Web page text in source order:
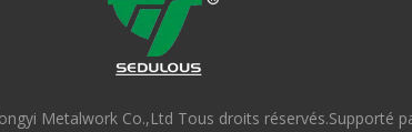
Metalwork Co.,Ltd Tous droits réservés.Supporté